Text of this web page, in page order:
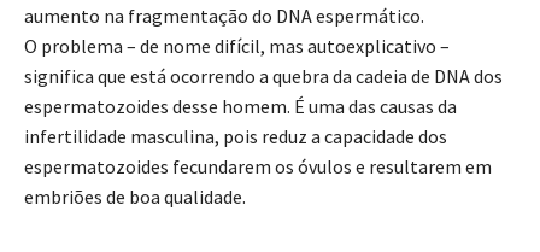
aumento na fragmentação do DNA espermático.
O problema – de nome difícil, mas autoexplicativo –
significa que está ocorrendo a quebra da cadeia de DNA dos
espermatozoides desse homem. É uma das causas da
infertilidade masculina, pois reduz a capacidade dos
espermatozoides fecundarem os óvulos e resultarem em
embriões de boa qualidade.